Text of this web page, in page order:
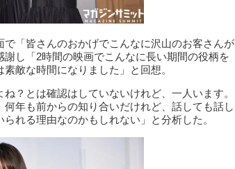
「皆さんのおかげでこんなに沢山のお客さんが
し「2時間の映画でこんなに長い期間の役柄を
敵な時間になりました」と回想。
？とは確認はしていないけれど、一人います。
年も前からの知り合いだけれど、話しても話し
れる理由なのかもしれない」と分析した。